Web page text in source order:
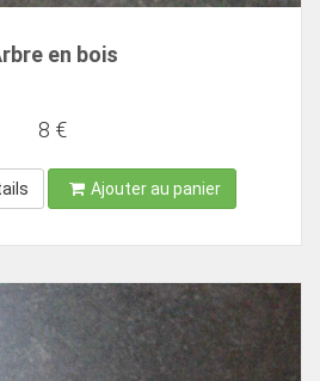
en bois
8 €
Ajouter au panier